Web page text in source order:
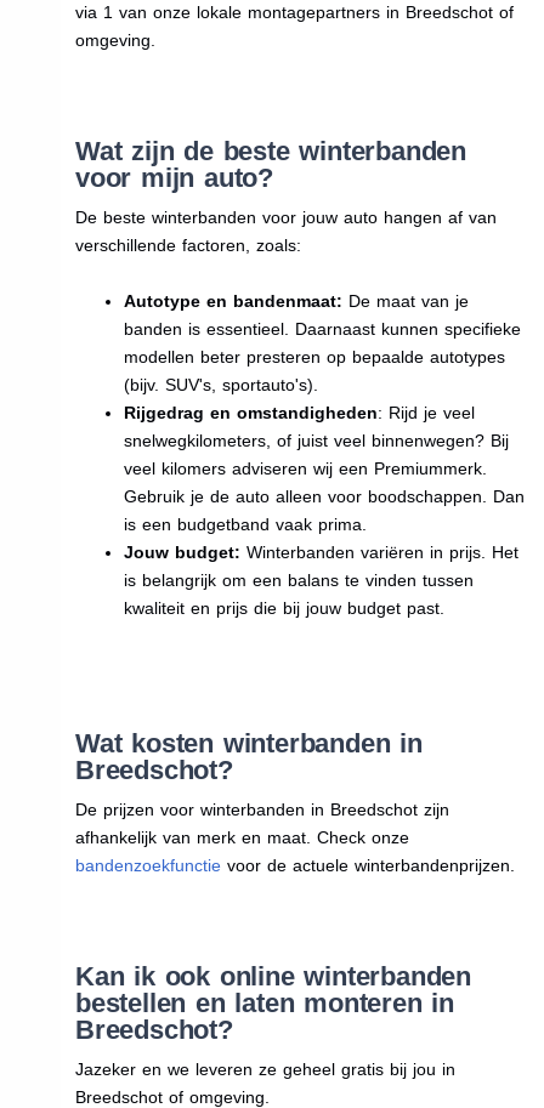
via 1 van onze lokale montagepartners in Breedschot of
omgeving.
Wat zijn de beste winterbanden
voor mijn auto?
De beste winterbanden voor jouw auto hangen af van
verschillende factoren, zoals:
Autotype en bandenmaat: De maat van je
banden is essentieel. Daarnaast kunnen specifieke
modellen beter presteren op bepaalde autotypes
(bijv. SUV's, sportauto's).
Rijgedrag en omstandigheden: Rijd je veel
snelwegkilometers, of juist veel binnenwegen? Bij
veel kilomers adviseren wij een Premiummerk.
Gebruik je de auto alleen voor boodschappen. Dan
is een budgetband vaak prima.
Jouw budget: Winterbanden variëren in prijs. Het
is belangrijk om een balans te vinden tussen
kwaliteit en prijs die bij jouw budget past.
Wat kosten winterbanden in
Breedschot?
De prijzen voor winterbanden in Breedschot zijn
afhankelijk van merk en maat. Check onze
bandenzoekfunctievoor de actuele winterbandenprijzen.
Kan ik ook online winterbanden
bestellen en laten monteren in
Breedschot?
Jazeker en we leveren ze geheel gratis bij jou in
Breedschot of omgeving.